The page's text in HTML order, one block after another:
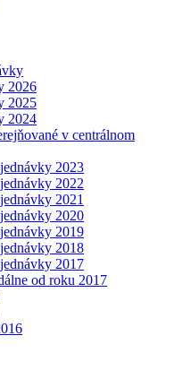
2026
2025
2024
v centrálnom
2023
2022
2021
2020
2019
2018
2017
od roku 2017